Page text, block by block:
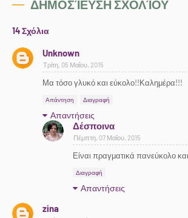
ΔΗΜΟΣΊΕΥΣΗ ΣΧΟΛΊΟΥ
14 Σχόλια
Unknown
Τρίτη, 05 Μαΐου, 2015
Μα τόσο γλυκό και εύκολο!!Καλημέρα!!!
Απάντηση Διαγραφή
Απαντήσεις
Δέσποινα
Πέμπτη, 07 Μαΐου, 2015
Είναι πραγματικά πανεύκολο
Διαγραφή
Απαντήσεις
zina